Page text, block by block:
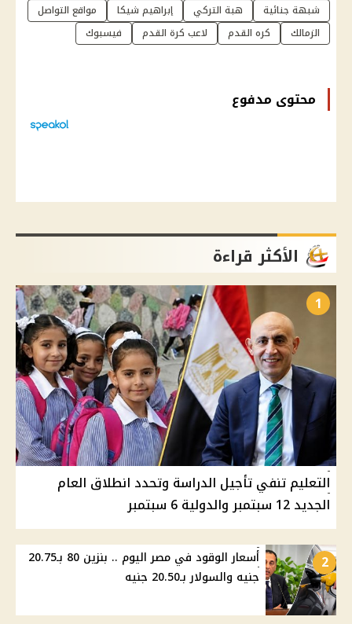
شبهة جنائية هبة التركي إبراهيم شيكا
مواقع التواصل
الزمالك
كره القدم لاعب كرة القدم فيسبوك
محتوى مدفوع
الأكثر قراءة
1
التعليم تنفي تأجيل الدراسة وتحدد انطلاق العام
الجديد 12 سبتمبر والدولية 6 سبتمبر
2
أسعار الوقود في مصر اليوم .. بنزين 80 بـ20.75
جنيه والسولار بـ20.50 جنيه